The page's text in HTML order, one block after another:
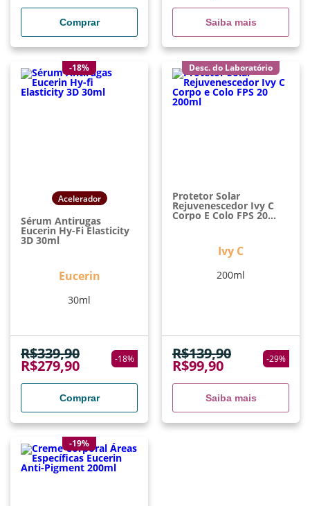
Comprar Saiba mais
-18%
Acelerador
Sérum Antirugas
Eucerin Hy-Fi Elasticity
3D 30ml
Eucerin
30ml
R$339,90
R$279,90 -18%
Comprar
Desc. do Laboratório
Protetor Solar
Rejuvenescedor Ivy C
Corpo E Colo FPS 20
200ml
Ivy C
200ml
R$139,90
R$99,90 -29%
Saiba mais
-19%